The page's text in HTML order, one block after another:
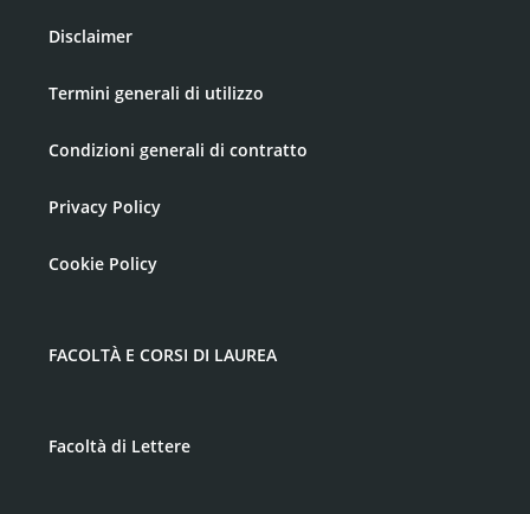
Disclaimer
Termini generali di utilizzo
Condizioni generali di contratto
Privacy Policy
Cookie Policy
FACOLTÀ E CORSI DI LAUREA
Facoltà di Lettere